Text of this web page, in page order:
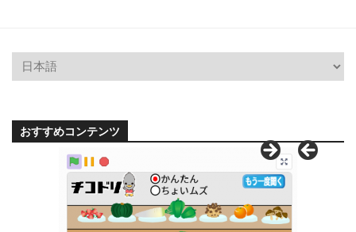
おすすめコンテンツ